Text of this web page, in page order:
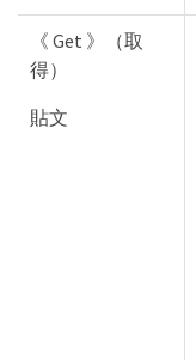
《 Get 》（取
得）
貼文